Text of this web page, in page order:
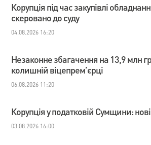
Корупція під час закупівлі
скеровано до суду
04.08.2026 16:20
Незаконне збагачення на 13,9 млн
колишній віцепрем’єрці
06.08.2026 11:20
Корупція у податковій Сумщини:
03.08.2026 16:00